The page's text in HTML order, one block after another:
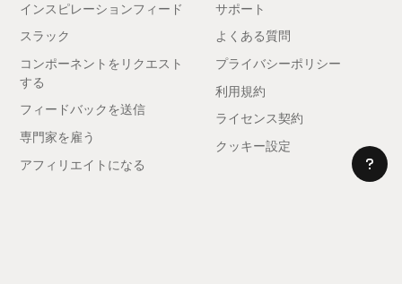
インスピレーションフィード
スラック
コンポーネントをリクエスト
する
フィードバックを送信
専門家を雇う
アフィリエイトになる
サポート
よくある質問
プライバシーポリシー
利用規約
ライセンス契約
クッキー設定